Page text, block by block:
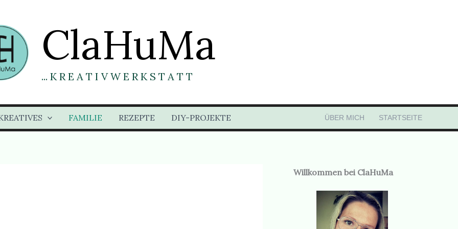
ClaHuMa
... K R E A T I V W E R K S T A T T
FAMILIE REZEPTE DIY-PROJEKTE ÜBER MICH STARTSEITE
Willkommen bei ClaHuMa